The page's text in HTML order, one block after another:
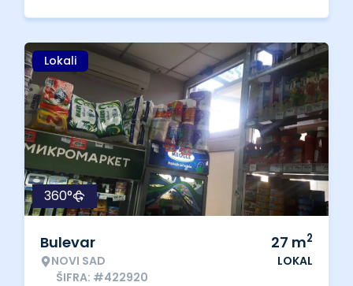
Lokali
360°
Bulevar
NOVI SAD
ŠIFRA: #422920
27 m2
LOKAL